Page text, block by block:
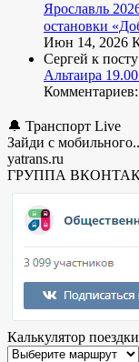
Ярославль
остановки
Июн 14, 2026
Сергей к
Альтаира
🔔 Транспорт Live
Зайди с мобильного..
yatrans.ru
ГРУППА
Калькулятор поездки